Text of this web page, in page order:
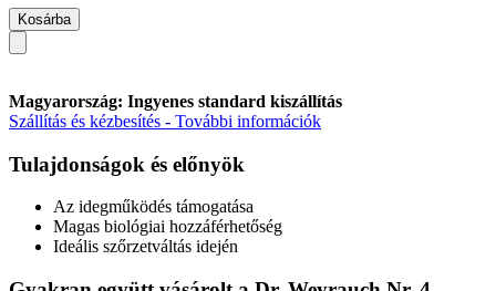
Kosárba
Magyarország: Ingyenes standard kiszállítás
Szállítás és kézbesítés - További információk
Tulajdonságok és előnyök
Az idegműködés támogatása
Magas biológiai hozzáférhetőség
Ideális szőrzetváltás idején